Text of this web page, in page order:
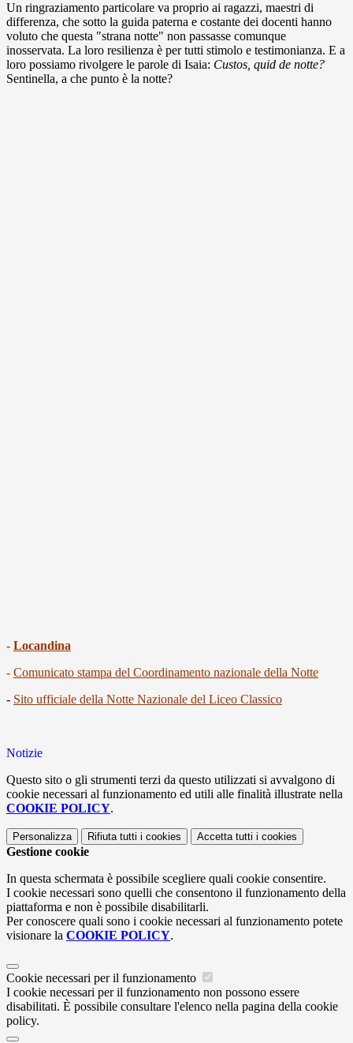
Un ringraziamento particolare va proprio ai ragazzi, maestri di
differenza, che sotto la guida paterna e costante dei docenti hanno
voluto che questa "strana notte" non passasse comunque
inosservata. La loro resilienza è per tutti stimolo e testimonianza. E a
loro possiamo rivolgere le parole di Isaia: Custos, quid de notte?
Sentinella, a che punto è la notte?
- Locandina
- Comunicato stampa del Coordinamento nazionale della Notte
- Sito ufficiale della Notte Nazionale del Liceo Classico
Notizie
Questo sito o gli strumenti terzi da questo utilizzati si avvalgono di
cookie necessari al funzionamento ed utili alle finalità illustrate nella
COOKIE POLICY.
Personalizza Rifiuta tutti i cookies Accetta tutti i cookies
Gestione cookie
In questa schermata è possibile scegliere quali cookie consentire.
I cookie necessari sono quelli che consentono il funzionamento della
piattaforma e non è possibile disabilitarli.
Per conoscere quali sono i cookie necessari al funzionamento potete
visionare la COOKIE POLICY.
Cookie necessari per il funzionamento
I cookie necessari per il funzionamento non possono essere
disabilitati. È possibile consultare l'elenco nella pagina della cookie
policy.